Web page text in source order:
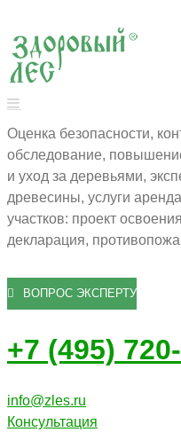
Оценка безопасности,
обследование,
и уход за деревьями,
древесины, услуги
участков: проект
декларация,
ВОПРОС ЭКСПЕРТУ
+7 (495)
info@zles.ru
Консультация